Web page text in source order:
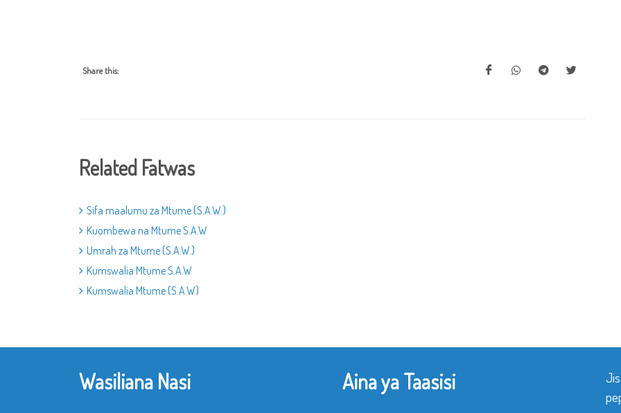
Share this:
Related Fatwas
Sifa maalumu za Mtume (S.A.W.)
Kuombewa na Mtume S.A.W
Umrah za Mtume (S.A.W.)
Kumswalia Mtume S.A.W
Kumswalia Mtume (S.A.W)
Wasiliana Nasi Aina ya Taasisi